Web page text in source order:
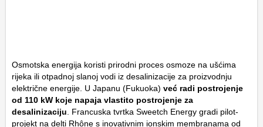
Osmotska energija koristi prirodni proces osmoze na ušćima
rijeka ili otpadnoj slanoj vodi iz desalinizacije za proizvodnju
električne energije. U Japanu (Fukuoka) već radi postrojenje
od 110 kW koje napaja vlastito postrojenje za
desalinizaciju. Francuska tvrtka Sweetch Energy gradi pilot-
projekt na delti Rhône s inovativnim ionskim membranama od